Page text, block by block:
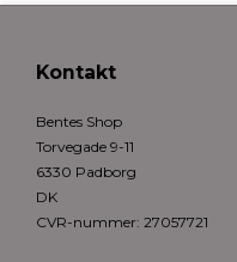
Kontakt
Bentes Shop
Torvegade 9-11
6330 Padborg
DK
CVR-nummer: 27057721